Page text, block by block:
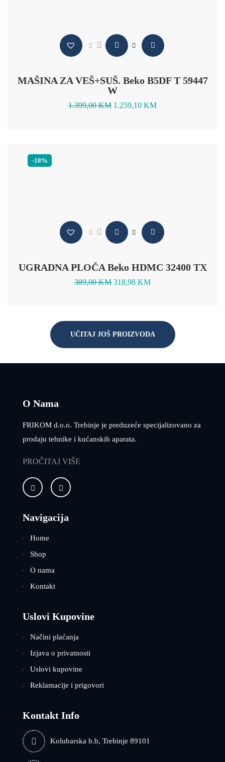
MAŠINA ZA VEŠ+SUŠ. Beko B5DF T 59447
W
1.399,00KM 1.259,10 KM
-18%
UGRADNA PLOČA Beko HDMC 32400 TX
389,00KM 318,98 KM
UČITAJ JOŠ PROIZVODA
O Nama
FRIKOM d.o.o. Trebinje je preduzeće specijalizovano za
prodaju tehnike i kućanskih aparata.
PROČITAJ VIŠE
Navigacija
Home
Shop
O nama
Kontakt
Uslovi Kupovine
Načini plaćanja
Izjava o privatnosti
Uslovi kupovine
Reklamacije i prigovori
Kontakt Info
Kolubarska b.b, Trebinje 89101